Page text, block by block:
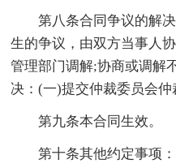
第八条合同争议的解
生的争议，由双方当事人
管理部门调解;协商或调解
决：(一)提交仲裁委员会仲
第九条本合同生效。
第十条其他约定事项